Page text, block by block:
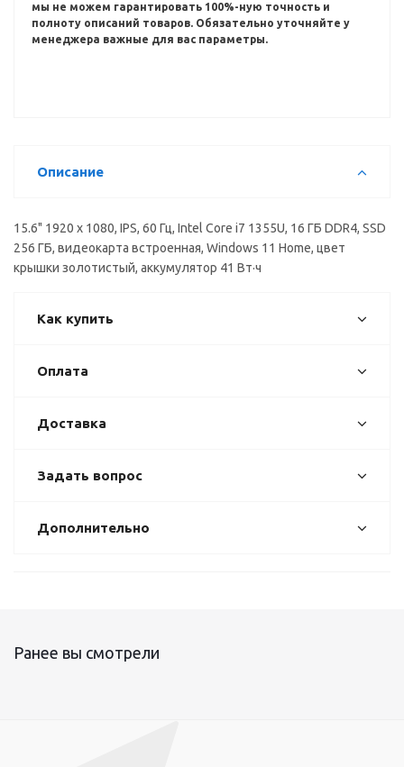
мы не можем гарантировать 100%-ную точность и
полноту описаний товаров. Обязательно уточняйте у
менеджера важные для вас параметры.
Описание
15.6" 1920 x 1080, IPS, 60 Гц, Intel Core i7 1355U, 16 ГБ DDR4, SSD
256 ГБ, видеокарта встроенная, Windows 11 Home, цвет
крышки золотистый, аккумулятор 41 Вт·ч
Как купить
Оплата
Доставка
Задать вопрос
Дополнительно
Ранее вы смотрели